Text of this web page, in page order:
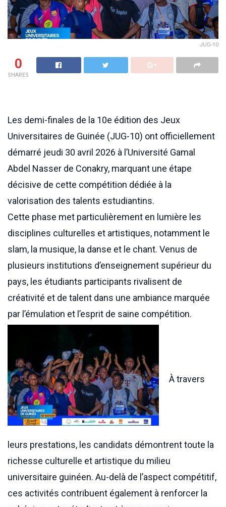
JUG-10
0
SHARES
Les demi-finales de la 10e édition des Jeux
Universitaires de Guinée (JUG-10) ont officiellement
démarré jeudi 30 avril 2026 à l’Université Gamal
Abdel Nasser de Conakry, marquant une étape
décisive de cette compétition dédiée à la
valorisation des talents estudiantins.
Cette phase met particulièrement en lumière les
disciplines culturelles et artistiques, notamment le
slam, la musique, la danse et le chant. Venus de
plusieurs institutions d’enseignement supérieur du
pays, les étudiants participants rivalisent de
créativité et de talent dans une ambiance marquée
par l’émulation et l’esprit de saine compétition.
À travers
leurs prestations, les candidats démontrent toute la
richesse culturelle et artistique du milieu
universitaire guinéen. Au-delà de l’aspect compétitif,
ces activités contribuent également à renforcer la